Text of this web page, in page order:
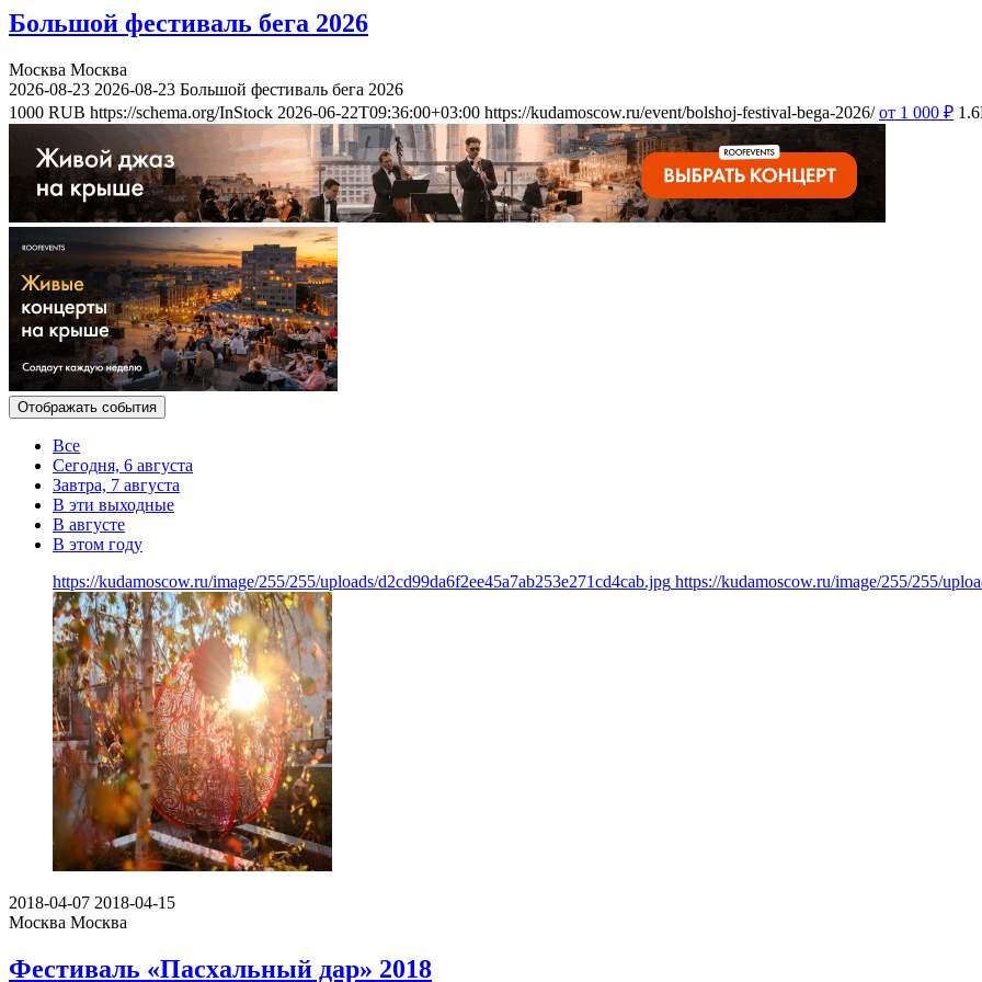
Большой фестиваль бега 2026
Москва Москва
2026-08-23 2026-08-23 Большой фестиваль бега 2026
1000 RUB https://schema.org/InStock 2026-06-22T09:36:00+03:00 https://kudamoscow.ru/event/bolshoj-festival-bega-2026/ от 1 000 ₽
Отображать события
Все
Сегодня, 6 августа
Завтра, 7 августа
В эти выходные
В августе
В этом году
https://kudamoscow.ru/image/255/255/uploads/d2cd99da6f2ee45a7ab253e271cd4cab.jpg https://kudamoscow.ru/image/255/255/
2018-04-07 2018-04-15
Москва Москва
Фестиваль «Пасхальный дар» 2018